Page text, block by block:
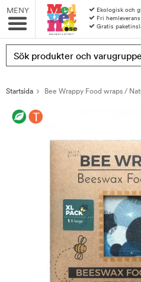
MENY
Ekologisk och
Fri
Gratis
Produkten har blivit
Startsida Bee Wrappy Food wraps /